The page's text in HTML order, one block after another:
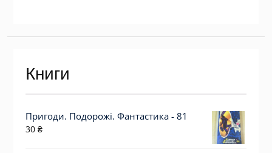
Книги
Пригоди. Подорожі. Фантастика - 81
30 ₴